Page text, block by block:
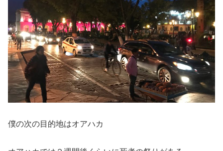
僕の次の目的地はオアハカ